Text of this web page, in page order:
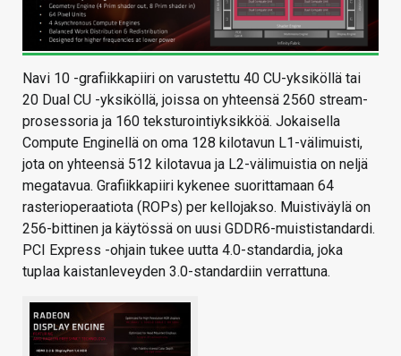
Navi 10 -grafiikkapiiri on varustettu 40 CU-yksiköllä tai
20 Dual CU -yksiköllä, joissa on yhteensä 2560 stream-
prosessoria ja 160 teksturointiyksikköä. Jokaisella
Compute Enginellä on oma 128 kilotavun L1-välimuisti,
jota on yhteensä 512 kilotavua ja L2-välimuistia on neljä
megatavua. Grafiikkapiiri kykenee suorittamaan 64
rasterioperaatiota (ROPs) per kellojakso. Muistiväylä on
256-bittinen ja käytössä on uusi GDDR6-muististandardi.
PCI Express -ohjain tukee uutta 4.0-standardia, joka
tuplaa kaistanleveyden 3.0-standardiin verrattuna.